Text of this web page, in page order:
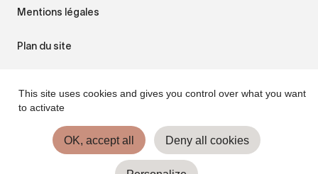
Mentions légales
Plan du site
Gestion des cookies
This site uses cookies and gives you control over what you want
to activate
OK, accept all Deny all cookies